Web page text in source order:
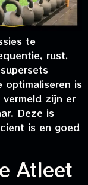
te
rust,
is
vermeld zijn er
Deze is
is en goed
Atleet